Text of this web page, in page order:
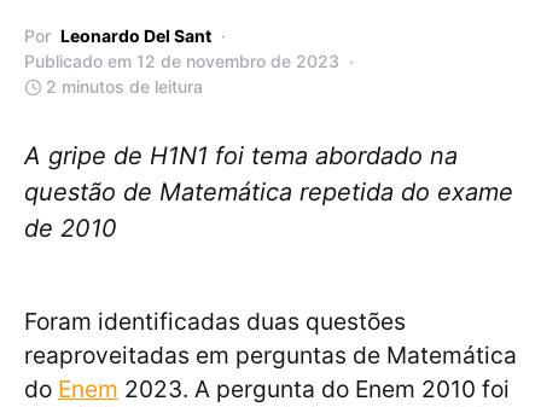
Por Leonardo Del Sant
Publicado em 12 de novembro de 2023
2 minutos de leitura
A gripe de H1N1 foi tema abordado na
questão de Matemática repetida do exame
de 2010
Foram identificadas duas questões
reaproveitadas em perguntas de Matemática
do Enem 2023. A pergunta do Enem 2010 foi